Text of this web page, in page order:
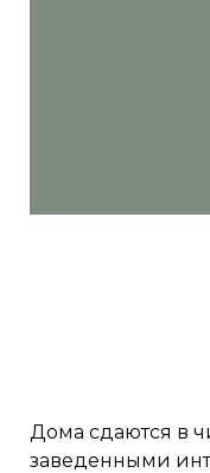
Дома сдаются в
заведенными